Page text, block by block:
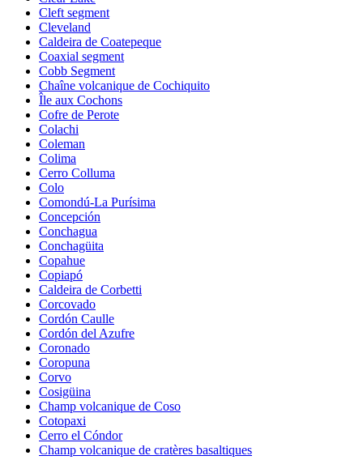
Cleft segment
Cleveland
Caldeira de Coatepeque
Coaxial segment
Cobb Segment
Chaîne volcanique de Cochiquito
Île aux Cochons
Cofre de Perote
Colachi
Coleman
Colima
Cerro Colluma
Colo
Comondú-La Purísima
Concepción
Conchagua
Conchagüita
Copahue
Copiapó
Caldeira de Corbetti
Corcovado
Cordón Caulle
Cordón del Azufre
Coronado
Coropuna
Corvo
Cosigüina
Champ volcanique de Coso
Cotopaxi
Cerro el Cóndor
Champ volcanique de cratères basaltiques